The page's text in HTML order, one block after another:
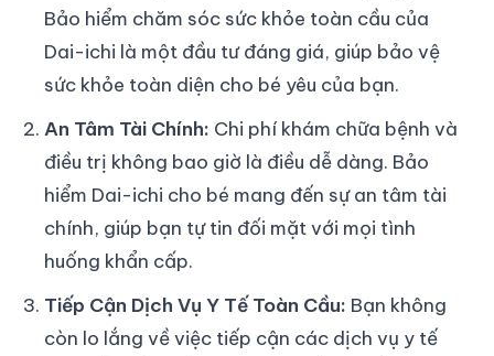
Bảo hiểm chăm sóc sức khỏe toàn cầu của
Dai-ichi là một đầu tư đáng giá, giúp bảo vệ
sức khỏe toàn diện cho bé yêu của bạn.
An Tâm Tài Chính: Chi phí khám chữa bệnh và
điều trị không bao giờ là điều dễ dàng. Bảo
hiểm Dai-ichi cho bé mang đến sự an tâm tài
chính, giúp bạn tự tin đối mặt với mọi tình
huống khẩn cấp.
Tiếp Cận Dịch Vụ Y Tế Toàn Cầu: Bạn không
còn lo lắng về việc tiếp cận các dịch vụ y tế